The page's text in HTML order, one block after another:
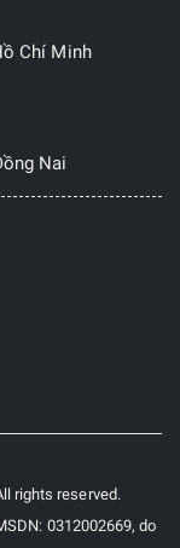
5G)
Chí Minh
Nai
rights reserved.
0312002669, do